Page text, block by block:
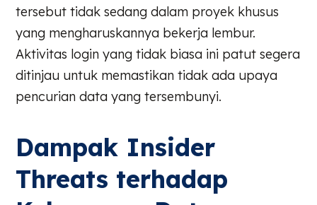
tersebut tidak sedang dalam proyek khusus
yang mengharuskannya bekerja lembur.
Aktivitas login yang tidak biasa ini patut segera
ditinjau untuk memastikan tidak ada upaya
pencurian data yang tersembunyi.
Dampak Insider
Threats terhadap